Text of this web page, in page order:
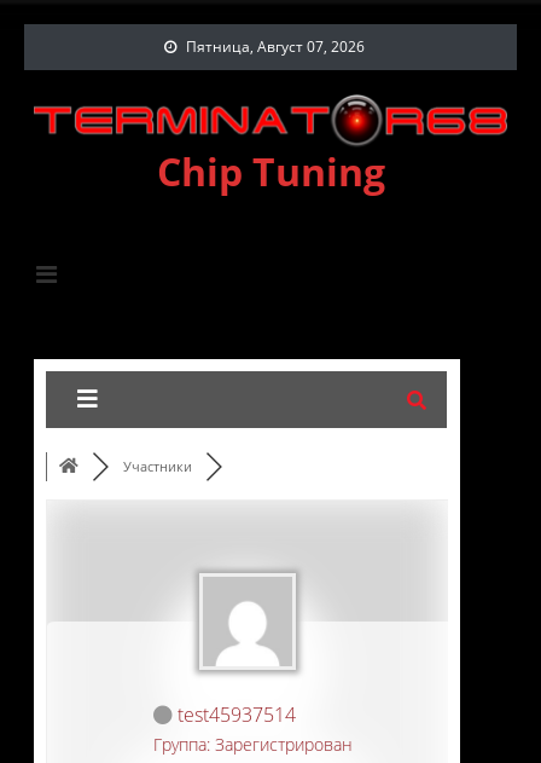
Пятница, Август 07, 2026
Chip Tuning
Участники
test45937514
Группа: Зарегистрирован